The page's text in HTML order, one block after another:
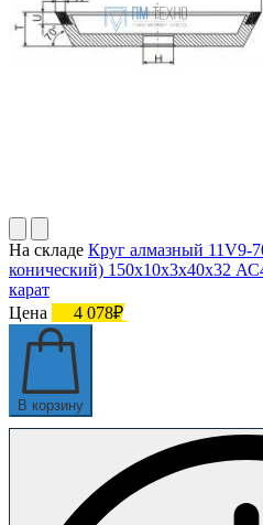
На складе Круг алмазный 11V9-
конический) 150х10х3х40х32
карат
Цена
4 078₽
В корзину